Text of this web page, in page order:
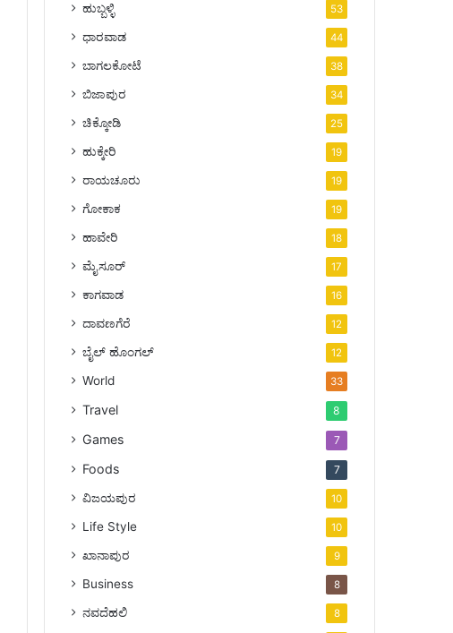
ಹುಬ್ಬಳ್ಳಿ 53
ಧಾರವಾಡ 44
ಬಾಗಲಕೋಟೆ 38
ಬಿಜಾಪುರ 34
ಚಿಕ್ಕೋಡಿ 25
ಹುಕ್ಕೇರಿ 19
ರಾಯಚೂರು 19
ಗೋಕಾಕ 19
ಹಾವೇರಿ 18
ಮೈಸೂರ್ 17
ಕಾಗವಾಡ 16
ದಾವಣಗೆರೆ 12
ಬೈಲ್ ಹೊಂಗಲ್ 12
World 33
Travel 8
Games 7
Foods 7
ವಿಜಯಪುರ 10
Life Style 10
ಖಾನಾಪುರ 9
Business 8
ನವದೆಹಲಿ 8